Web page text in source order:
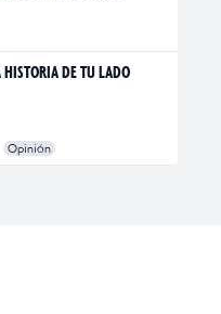
DE TU LADO
Opinión